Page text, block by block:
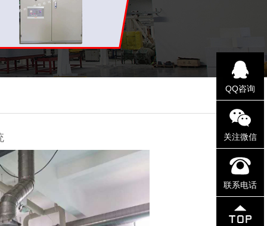
QQ咨询
关注微信
联系电话